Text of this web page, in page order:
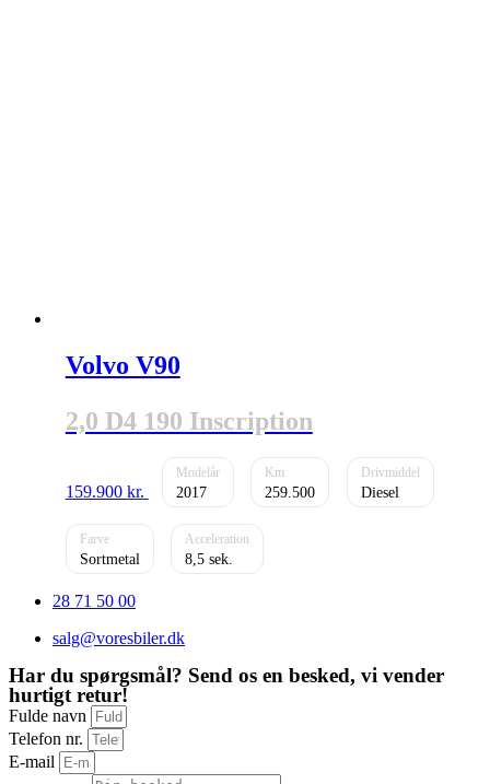
Volvo V90
2,0 D4 190 Inscription
159.900 kr. 2017 259.500 Diesel
Sortmetal 8,5
28 71 50 00
salg@voresbiler.dk
Har du spørgsmål? Send os en besked, vi vender
hurtigt retur!
Fulde navn
Telefon nr.
E-mail